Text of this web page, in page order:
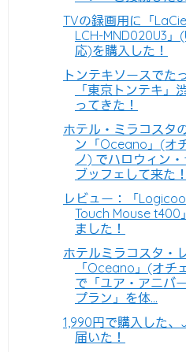
TVの録画用に「
LCH-MND020U3」
応)を購入した！
トンテキソースでた
「東京トンテキ」
ってきた！
ホテル・ミラコスタ
ン「Oceano」(オ
ノ) でハロウィン
ブッフェして来た！
レビュー：「
Touch Mouse t400
ました！
ホテルミラコスタ・
「Oceano」(オチ
で「ユア・アニバ
プラン」を体...
1,990円で購入した、
届いた！